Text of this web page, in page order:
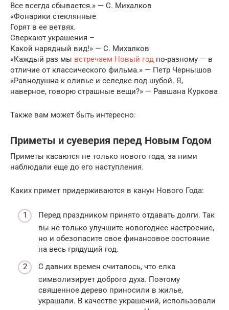
Все всегда сбывается.» — С. Михалков
«Фонарики стеклянные
Горят в ее ветвях.
Сверкают украшения –
Какой нарядный вид!» — С. Михалков
«Каждый раз мы встречаем Новый год по-разному — в
отличие от классического фильма.» — Петр Чернышов
«Равнодушна к оливье и селедке под шубой. Я,
наверное, говорю страшные вещи?» — Равшана Куркова
Также вам может быть интересно:
Приметы и суеверия перед Новым Годом
Приметы касаются не только нового года, за ними
наблюдали еще до его наступления.
Каких примет придерживаются в канун Нового Года:
Перед праздником принято отдавать долги. Так
вы не только улучшите новогоднее настроение,
но и обезопасите свое финансовое состояние
на весь грядущий год.
С давних времен считалось, что елка
символизирует доброго духа. Поэтому
священное дерево приносили в жилье,
украшали. В качестве украшений, использовали